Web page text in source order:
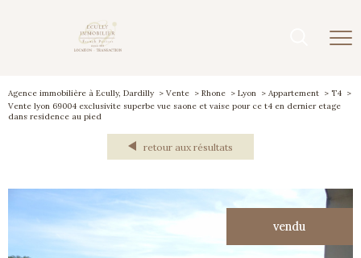
Agence immobilière à Ecully, Dardilly Vente Rhone Lyon Appartement
T4
Vente lyon 69004 exclusivite superbe vue saone et vaise pour ce t4 en dernier etage
dans residence au pied
retour aux résultats
vendu